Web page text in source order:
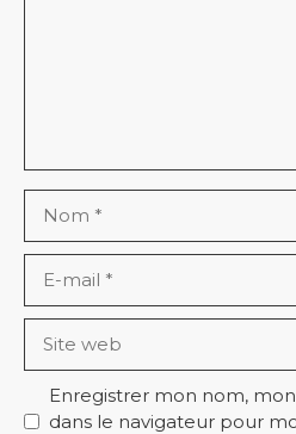
mail
web
Enregistrer mon nom,
dans le navigateur pour